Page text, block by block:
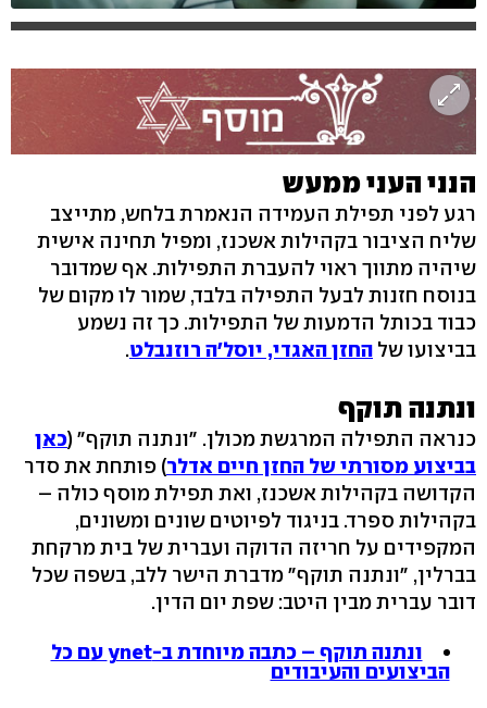
הנני העני ממעש
רגע לפני תפילת העמידה הנאמרת בלחש, מתייצב
שליח הציבור בקהילות אשכנז, ומפיל תחינה אישית
שיהיה מתווך ראוי להעברת התפילות. אף שמדובר
בנוסח חזנות לבעל התפילה בלבד, שמור לו מקום של
כבוד בכותל הדמעות של התפילות. כך זה נשמע
בביצועו של החזן האגדי, יוסל'ה רוזנבלט.
ונתנה תוקף
כנראה התפילה המרגשת מכולן. "ונתנה תוקף" (כאן
בביצוע מסורתי של החזן חיים אדלר) פותחת את סדר
הקדושה בקהילות אשכנז, ואת תפילת מוסף כולה –
בקהילות ספרד. בניגוד לפיוטים שונים ומשונים,
המקפידים על חריזה הדוקה ועברית של בית מרקחת
בברלין, "ונתנה תוקף" מדברת הישר ללב, בשפה שכל
דובר עברית מבין היטב: שפת יום הדין.
ונתנה תוקף – כתבה מיוחדת ב-ynet עם כל
הביצועים והעיבודים